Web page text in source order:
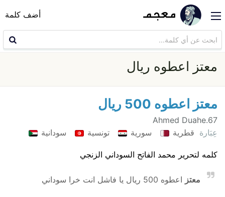
أضف كلمة
معتز اعطوه ريال
معتز اعطوه 500 ريال
Ahmed Duahe.67
عِبَارة قطرية سورية تونسية سودانية
كلمه لتحرير محمد الفاتح السوداني الزنجي
معتز اعطوه 500 ريال يا فاشل انت خرا سوداني